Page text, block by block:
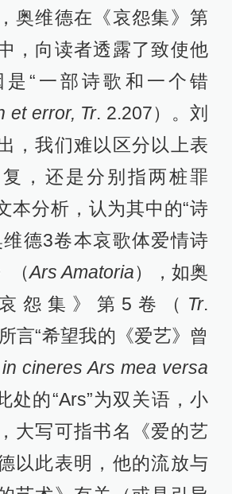
奥维德在《哀怨集》第
，向读者透露了致使他
“一部诗歌和一个错
et error, Tr. 2.207）。刘
，我们难以区分以上表
，还是分别指两桩罪
本分析，认为其中的“诗
维德3卷本哀歌体爱情诗
（Ars Amatoria），如奥
怨集》第5卷（ Tr.
言“希望我的《爱艺》曾
in cineres Ars mea versa
的“Ars”为双关语，小
大写可指书名《爱的艺
以此表明，他的流放与